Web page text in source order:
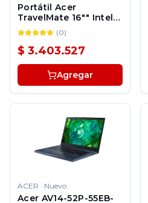
Portátil Acer
TravelMate 16"" Intel
i5 1335U 16GB 1TB SSD
Windows 11 Pro
(0)
$ 3.403.527
Agregar
ACER · Nuevo
Acer AV14-52P-55EB-